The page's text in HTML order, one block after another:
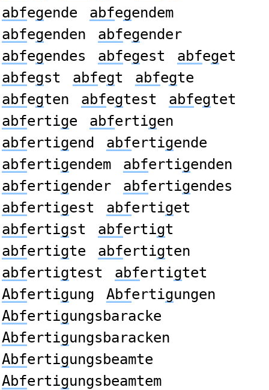
abfegende abfegendem
abfegenden abfegender
abfegendes abfegest abfeget
abfegst abfegt abfegte
abfegten abfegtest abfegtet
abfertige abfertigen
abfertigend abfertigende
abfertigendem abfertigenden
abfertigender abfertigendes
abfertigest abfertiget
abfertigst abfertigt
abfertigte abfertigten
abfertigtest abfertigtet
Abfertigung Abfertigungen
Abfertigungsbaracke
Abfertigungsbaracken
Abfertigungsbeamte
Abfertigungsbeamtem